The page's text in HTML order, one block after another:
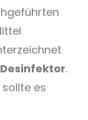
.
es